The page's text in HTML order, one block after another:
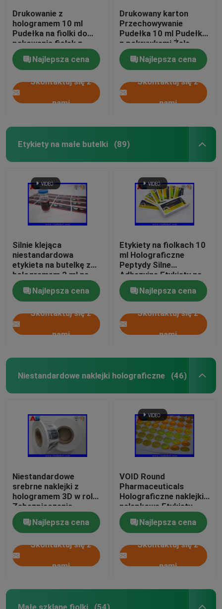
Drukowanie z
hologramem 10 ml
Pudełka na fiolki do
pakowania fiolek z
methenolonem
EnanthateNajlepsza cena
Skontaktuj się z
nami
Drukowany karton
Przechowywanie
Pudełka 10 ml Pudełka
z pokrywkami Żele
kulturystyczne Folia
złota Opakowanie folia
złota / efekt hologram
Najlepsza cena
Skontaktuj się z
nami
Etykiety na małe butelki (89)
Silnie klejąca
niestandardowa
etykieta na butelkę z
hologramem 2 ml na
peptydy
Najlepsza cena
Skontaktuj się z
nami
Etykiety na fiolkach 10
ml Holograficzne
Peptydy Silne
Adhezyjne Etykiety na
fiolkach
farmaceutycznych
25x60 mm
Najlepsza cena
Skontaktuj się z
nami
Niestandardowe naklejki holograficzne (46)
Niestandardowe
srebrne naklejki z
hologramem 3D w rolce
Zabezpieczenia
oryginalne z
holograficznymi
naklejkami
zabezpieczającymi z
poważnymi czarnymi
kodami
Najlepsza cena
Skontaktuj się z
nami
VOID Round
Pharmaceuticals
Holograficzne naklejki
nalepkowe Etykiety
anty fałszywe 3D
naklejki hologramów
Najlepsza cena
Skontaktuj się z
nami
Małe szklane fiolki